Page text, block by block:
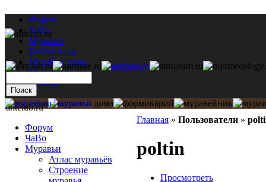
Форум
ЧаВо
Муравьи
Библиотека
Муравьи дома
Мастерская
Каталог
Главная » Пользователи »
poltin
Просмотреть
antclub.ru
Форум
ЧаВо
Муравьи
Атлас муравьёв
Строение